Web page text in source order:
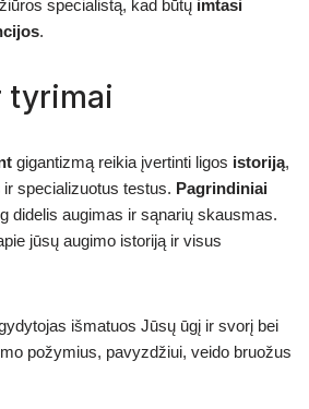
specialistą, kad būtų imtasi
.
tyrimai
gigantizmą reikia įvertinti ligos istoriją,
ir specializuotus testus. Pagrindiniai
didelis augimas ir sąnarių skausmas.
jūsų augimo istoriją ir visus
išmatuos Jūsų ūgį ir svorį bei
požymius, pavyzdžiui, veido bruožus